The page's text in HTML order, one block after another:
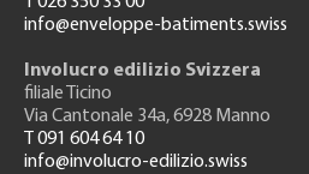
info@enveloppe-batiments.swiss
Involucro edilizio Svizzera
filiale Ticino
Via Cantonale 34a, 6928 Manno
T 091 604 64 10
info@involucro-edilizio.swiss